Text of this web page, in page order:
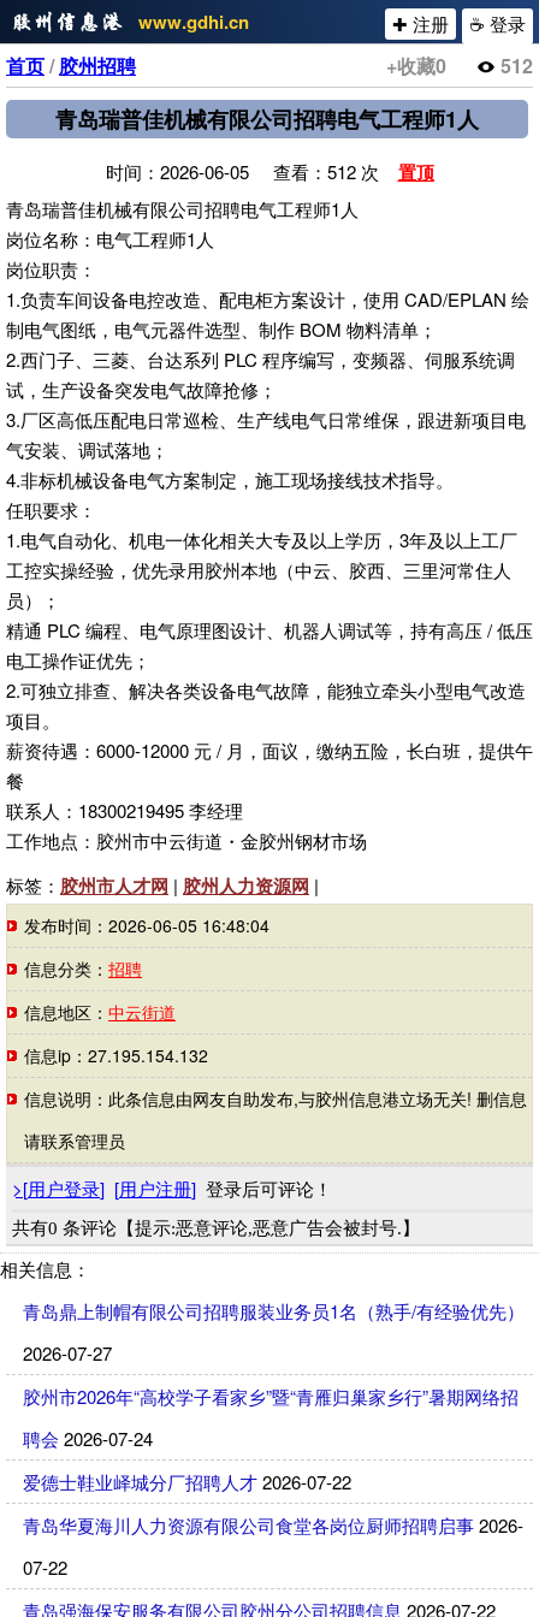
www.gdhi.cn ☕ 登录
✚ 注册
+收藏0 512
首页/胶州招聘
青岛瑞普佳机械有限公司招聘电气工程师1人
时间：2026-06-05 查看：512 次 置顶
青岛瑞普佳机械有限公司招聘电气工程师1人
岗位名称：电气工程师1人
岗位职责：
1.负责车间设备电控改造、配电柜方案设计，使用 CAD/EPLAN 绘
制电气图纸，电气元器件选型、制作 BOM 物料清单；
2.西门子、三菱、台达系列 PLC 程序编写，变频器、伺服系统调
试，生产设备突发电气故障抢修；
3.厂区高低压配电日常巡检、生产线电气日常维保，跟进新项目电
气安装、调试落地；
4.非标机械设备电气方案制定，施工现场接线技术指导。
任职要求：
1.电气自动化、机电一体化相关大专及以上学历，3年及以上工厂
工控实操经验，优先录用胶州本地（中云、胶西、三里河常住人
员）；
精通 PLC 编程、电气原理图设计、机器人调试等，持有高压 / 低压
电工操作证优先；
2.可独立排查、解决各类设备电气故障，能独立牵头小型电气改造
项目。
薪资待遇：6000-12000 元 / 月，面议，缴纳五险，长白班，提供午
餐
联系人：18300219495 李经理
工作地点：胶州市中云街道・金胶州钢材市场
标签： 胶州市人才网 | 胶州人力资源网 |
发布时间：2026-06-05 16:48:04
信息分类： 招聘
信息地区： 中云街道
信息ip：27.195.154.132
信息说明：此条信息由网友自助发布,与胶州信息港立场无关! 删信息
请联系管理员
>[用户登录] [用户注册] 登录后可评论！
共有0 条评论【提示:恶意评论,恶意广告会被封号.】
相关信息：
青岛鼎上制帽有限公司招聘服装业务员1名（熟手/有经验优先）
2026-07-27
胶州市2026年“高校学子看家乡”暨“青雁归巢家乡行”暑期网络招
聘会 2026-07-24
爱德士鞋业峄城分厂招聘人才2026-07-22
青岛华夏海川人力资源有限公司食堂各岗位厨师招聘启事2026-
07-22
青岛强海保安服务有限公司胶州分公司招聘信息 2026-07-22